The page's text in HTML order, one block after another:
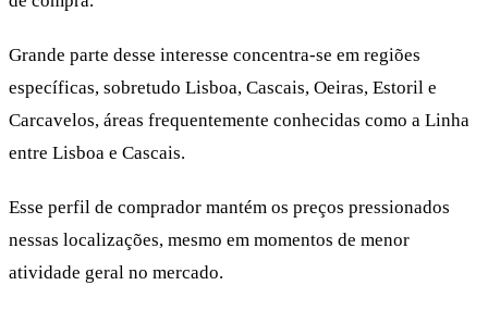
Grande parte desse interesse concentra-se em regiões
específicas, sobretudo Lisboa, Cascais, Oeiras, Estoril e
Carcavelos, áreas frequentemente conhecidas como a Linha
entre Lisboa e Cascais.
Esse perfil de comprador mantém os preços pressionados
nessas localizações, mesmo em momentos de menor
atividade geral no mercado.